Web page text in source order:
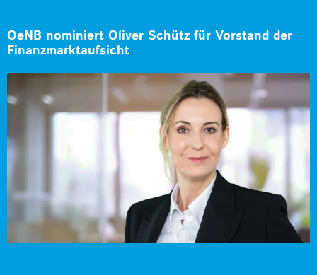
OeNB nominiert Oliver Schütz für Vorstand der
Finanzmarktaufsicht